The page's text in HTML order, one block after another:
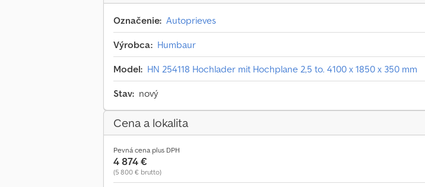
Označenie: Autoprieves
Výrobca: Humbaur
Model: HN 254118 Hochlader mit Hochplane 2,5 to. 4100 x 1850 x 350 mm
Stav: nový
Cena a lokalita
Pevná cena plus DPH
4 874 €
(5 800 € brutto)